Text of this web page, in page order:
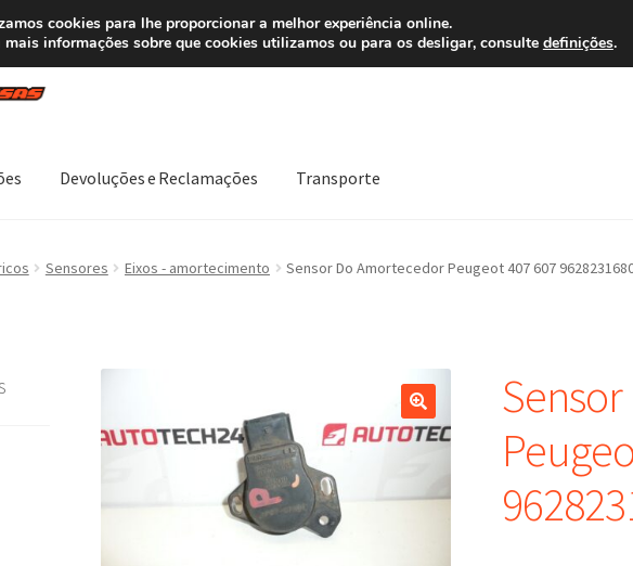
a partir de 7 EUR Ligue
Devoluções e Reclamações Transporte
Sensores Eixos - amortecimento Sensor Do Amortecedor Peugeot 407 607
cookies para lhe proporcionar a melhor experiência online.
mais informações sobre que cookies utilizamos ou para os desligar, consulte definições.